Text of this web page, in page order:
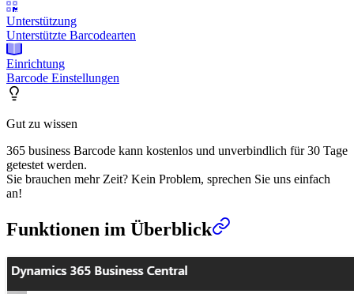
Unterstützung
Unterstützte Barcodearten
Einrichtung
Barcode Einstellungen
Gut zu wissen
365 business Barcode kann kostenlos und unverbindlich für 30 Tage
getestet werden.
Sie brauchen mehr Zeit? Kein Problem, sprechen Sie uns einfach
an!
Funktionen im Überblick